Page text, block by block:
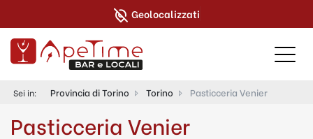
Geolocalizzati
Sei in: Provincia di Torino Torino Pasticceria Venier
Pasticceria Venier